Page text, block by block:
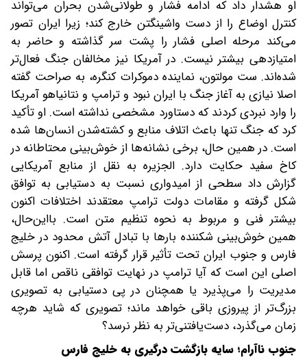
او هشدار داد که ادامه فشار و طولانی‌شدن بحران می‌تواند
کنترل اوضاع را از دست واشینگتن خارج کند؛ زیرا ایران تصور
می‌کند مرحله اصلی فشار را پشت سر گذاشته و حاضر به
امتیازدهی بیشتر نیست. در آمریکا نیز مخالفان جنگ فعال‌تر
شده‌اند. ست مولتون، نماینده دموکرات کنگره، به‌ صراحت گفته
اصلا نیازی به آغاز جنگ با ایران نبود و ترامپ و نتانیاهو آمریکا
را وارد نبردی کردند که دستاورد مشخصی نداشته است. او تأکید
کرد که جنگ تنها باعث اتلاف منابع و کشته‌شدن انسان‌ها شده
است. در همین حال، برخی نشانه‌ها از خوش‌بینی محتاطانه در
کاخ سفید حکایت دارد. الجزیره به نقل از منابع آمریکایی
گزارش داد سطحی از امیدواری نسبت به دستیابی به توافق
شکل گرفته و مقامات دولت ترامپ معتقدند اختلافات اکنون
بیشتر فنی و مربوط به نحوه تنظیم متن است. با‌این‌حال،
همین خوش‌بینی شکننده بارها با تبادل آتش محدود در خلیج
فارس و جنوب ایران تحت تأثیر قرار گرفته است. اکنون پرسش
اصلی این است که آیا ترامپ در نهایت توافقی ناقص اما قابل
مدیریت را می‌پذیرد یا همچنان در پی دستیابی به تصویری
بزرگ‌تر از پیروزی باقی خواهد ماند؛ تصویری که شاید هرچه
زمان می‌گذرد، دست‌یافتنی‌تر به نظر نرسد؟
‌جنوب ناآرام؛ سایه بازگشت درگیری به خلیج فارس